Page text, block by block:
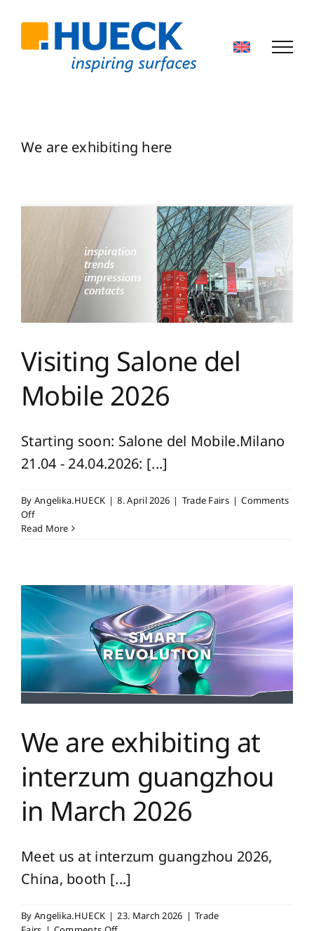
content
We are exhibiting here
Visiting Salone del
Mobile 2026
Starting soon: Salone del Mobile.Milano
21.04 - 24.04.2026: [...]
By Angelika.HUECK | 8. April 2026 | Trade Fairs | Comments
Offon
Visiting
2026
Read More
We are exhibiting at
interzum guangzhou
in March 2026
Meet us at interzum guangzhou 2026,
China, booth [...]
By Angelika.HUECK | 23. March 2026 | Trade